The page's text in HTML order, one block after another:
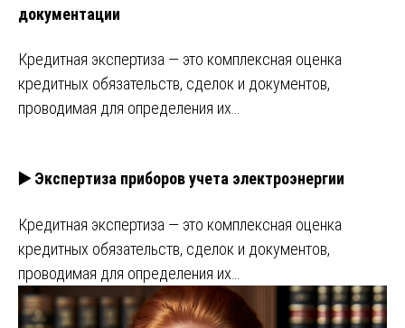
документации
Кредитная экспертиза — это комплексная оценка
кредитных обязательств, сделок и документов,
проводимая для определения их…
▶️ Экспертиза приборов учета электроэнергии
Кредитная экспертиза — это комплексная оценка
кредитных обязательств, сделок и документов,
проводимая для определения их…